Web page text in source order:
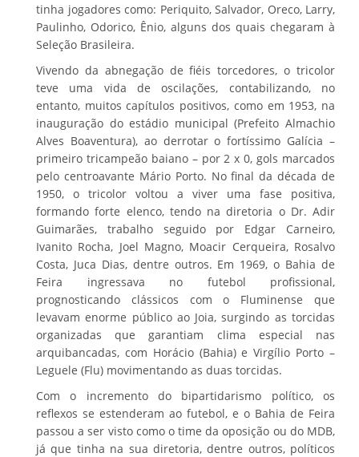
tinha jogadores como: Periquito, Salvador, Oreco, Larry,
Paulinho, Odorico, Ênio, alguns dos quais chegaram à
Seleção Brasileira.
Vivendo da abnegação de fiéis torcedores, o tricolor
teve uma vida de oscilações, contabilizando, no
entanto, muitos capítulos positivos, como em 1953, na
inauguração do estádio municipal (Prefeito Almachio
Alves Boaventura), ao derrotar o fortíssimo Galícia –
primeiro tricampeão baiano – por 2 x 0, gols marcados
pelo centroavante Mário Porto. No final da década de
1950, o tricolor voltou a viver uma fase positiva,
formando forte elenco, tendo na diretoria o Dr. Adir
Guimarães, trabalho seguido por Edgar Carneiro,
Ivanito Rocha, Joel Magno, Moacir Cerqueira, Rosalvo
Costa, Juca Dias, dentre outros. Em 1969, o Bahia de
Feira ingressava no futebol profissional,
prognosticando clássicos com o Fluminense que
levavam enorme público ao Joia, surgindo as torcidas
organizadas que garantiam clima especial nas
arquibancadas, com Horácio (Bahia) e Virgílio Porto –
Leguele (Flu) movimentando as duas torcidas.
Com o incremento do bipartidarismo político, os
reflexos se estenderam ao futebol, e o Bahia de Feira
passou a ser visto como o time da oposição ou do MDB,
já que tinha na sua diretoria, dentre outros, políticos